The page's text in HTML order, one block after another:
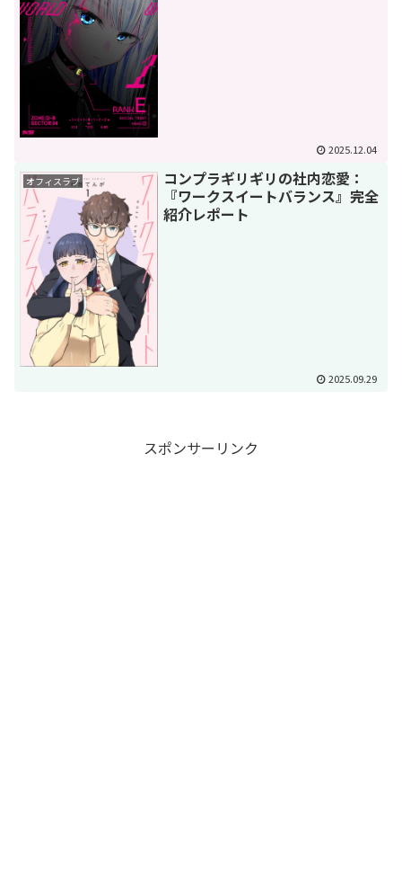
2025.12.04
オフィスラブ
コンプラギリギリの社内恋愛：
『ワークスイートバランス』完全
紹介レポート
2025.09.29
スポンサーリンク